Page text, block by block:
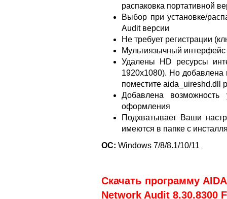
распаковка портативной
Выбор при установке/
Audit версии
Не требует регистрации
Мультиязычный интерфейс
Удалены HD ресурсы
1920x1080). Но добавлена
поместите aida_uireshd.dll
Добавлена возможность
оформления
Подхватывает Ваши
имеются в папке с
ОС: Windows 7/8/8.1/10/11
Скачать программу
Network Audit 8.30.8300